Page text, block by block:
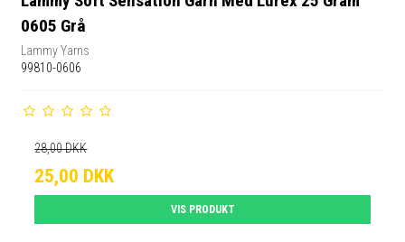
0605 Grå
Lammy Yarns
99810-0606
28,00 DKK
25,00 DKK
VIS PRODUKT